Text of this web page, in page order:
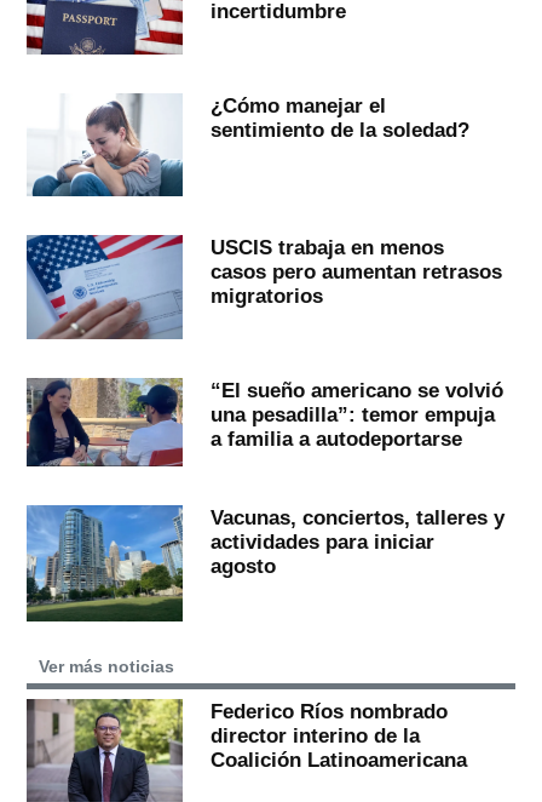
incertidumbre
¿Cómo manejar el
sentimiento de la soledad?
USCIS trabaja en menos
casos pero aumentan retrasos
migratorios
“El sueño americano se volvió
una pesadilla”: temor empuja
a familia a autodeportarse
Vacunas, conciertos, talleres y
actividades para iniciar
agosto
Ver más noticias
Federico Ríos nombrado
director interino de la
Coalición Latinoamericana